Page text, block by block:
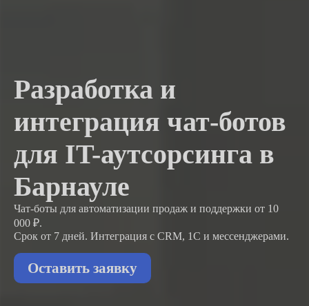
Разработка и
интеграция чат-ботов
для IT-аутсорсинга в
Барнауле
Чат-боты для автоматизации продаж и поддержки от 10
000 ₽.
Срок от 7 дней. Интеграция с CRM, 1С и мессенджерами.
Оставить заявку